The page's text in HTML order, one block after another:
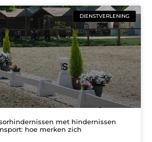
DIENSTVERLENING
met hindernissen
hoe merken zich